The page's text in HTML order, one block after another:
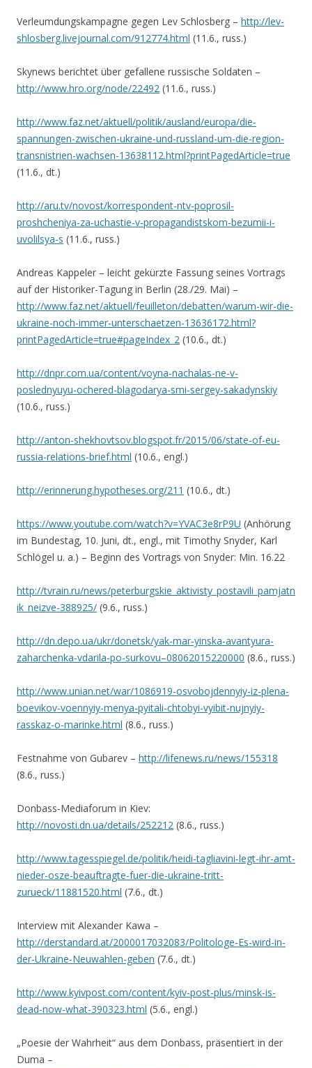
Verleumdungskampagne gegen Lev Schlosberg – http://lev-
shlosberg.livejournal.com/912774.html (11.6., russ.)
Skynews berichtet über gefallene russische Soldaten –
http://www.hro.org/node/22492 (11.6., russ.)
http://www.faz.net/aktuell/politik/ausland/europa/die-
spannungen-zwischen-ukraine-und-russland-um-die-region-
transnistrien-wachsen-13638112.html?printPagedArticle=true
(11.6., dt.)
http://aru.tv/novost/korrespondent-ntv-poprosil-
proshcheniya-za-uchastie-v-propagandistskom-bezumii-i-
uvolilsya-s (11.6., russ.)
Andreas Kappeler – leicht gekürzte Fassung seines Vortrags
auf der Historiker-Tagung in Berlin (28./29. Mai) –
http://www.faz.net/aktuell/feuilleton/debatten/warum-wir-die-
ukraine-noch-immer-unterschaetzen-13636172.html?
printPagedArticle=true#pageIndex_2 (10.6., dt.)
http://dnpr.com.ua/content/voyna-nachalas-ne-v-
poslednyuyu-ochered-blagodarya-smi-sergey-sakadynskiy
(10.6., russ.)
http://anton-shekhovtsov.blogspot.fr/2015/06/state-of-eu-
russia-relations-brief.html (10.6., engl.)
http://erinnerung.hypotheses.org/211 (10.6., dt.)
https://www.youtube.com/watch?v=YVAC3e8rP9U (Anhörung
im Bundestag, 10. Juni, dt., engl., mit Timothy Snyder, Karl
Schlögel u. a.) – Beginn des Vortrags von Snyder: Min. 16.22
http://tvrain.ru/news/peterburgskie_aktivisty_postavili_pamjatn
ik_neizve-388925/ (9.6., russ.)
http://dn.depo.ua/ukr/donetsk/yak-mar-yinska-avantyura-
zaharchenka-vdarila-po-surkovu–08062015220000 (8.6., russ.)
http://www.unian.net/war/1086919-osvobojdennyiy-iz-plena-
boevikov-voennyiy-menya-pyitali-chtobyi-vyibit-nujnyiy-
rasskaz-o-marinke.html (8.6., russ.)
Festnahme von Gubarev – http://lifenews.ru/news/155318
(8.6., russ.)
Donbass-Mediaforum in Kiev:
http://novosti.dn.ua/details/252212 (8.6., russ.)
http://www.tagesspiegel.de/politik/heidi-tagliavini-legt-ihr-amt-
nieder-osze-beauftragte-fuer-die-ukraine-tritt-
zurueck/11881520.html (7.6., dt.)
Interview mit Alexander Kawa –
http://derstandard.at/2000017032083/Politologe-Es-wird-in-
der-Ukraine-Neuwahlen-geben (7.6., dt.)
http://www.kyivpost.com/content/kyiv-post-plus/minsk-is-
dead-now-what-390323.html (5.6., engl.)
„Poesie der Wahrheit“ aus dem Donbass, präsentiert in der
Duma –